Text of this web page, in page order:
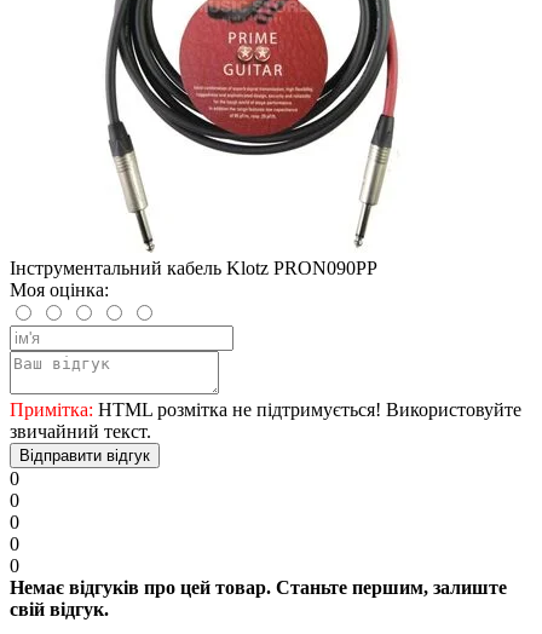
Інструментальний кабель Klotz PRON090PP
Моя оцінка:
Примітка: HTML розмітка не підтримується! Використовуйте
звичайний текст.
Відправити відгук
0
0
0
0
0
Немає відгуків про цей товар. Станьте першим, залиште
свій відгук.